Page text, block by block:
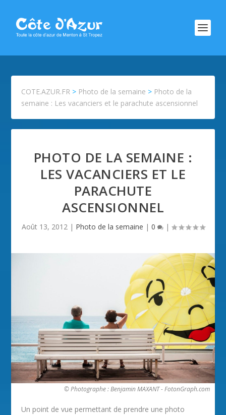
COTE.AZUR.FR > Photo de la semaine > Photo de la
semaine : Les vacanciers et le parachute ascensionnel
PHOTO DE LA SEMAINE :
LES VACANCIERS ET LE
PARACHUTE
ASCENSIONNEL
Août 13, 2012| Photo de la semaine | 0 |
© Photographe : Benjamin MAXANT - FotonGraph.com
Un point de vue permettant de prendre une photo